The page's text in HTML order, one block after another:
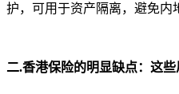
护，可用于资产隔离，避免内
二.香港保险的明显缺点：这